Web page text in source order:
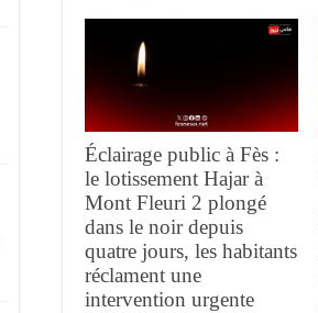
Éclairage public à Fès :
le lotissement Hajar à
Mont Fleuri 2 plongé
dans le noir depuis
quatre jours, les habitants
réclament une
intervention urgente